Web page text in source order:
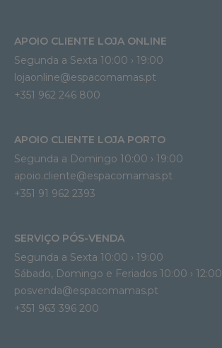
APOIO CLIENTE LOJA ONLINE
Segunda a Sexta 10:00 › 19:00
lojaonline@espacomamas.pt
+351 962 246 800
APOIO CLIENTE LOJA PORTO
Segunda a Domingo 10:00 › 19:00
apoio.cliente@espacomamas.pt
+351 91 962 2393
SERVIÇO PÓS-VENDA
Segunda a Sexta 10:00 › 19:00
Sábado, Domingo e Feriados 10:00 › 12:00
posvenda@espacomamas.pt
+351 963 396 200